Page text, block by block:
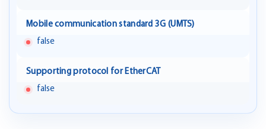
Mobile communication standard 3G (UMTS)
false
Supporting protocol for EtherCAT
false